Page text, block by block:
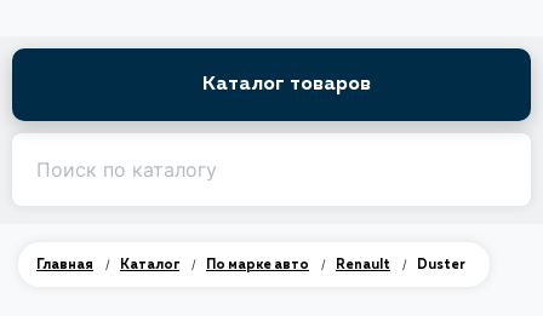
Каталог товаров
Главная / Каталог / По марке авто / Renault / Duster